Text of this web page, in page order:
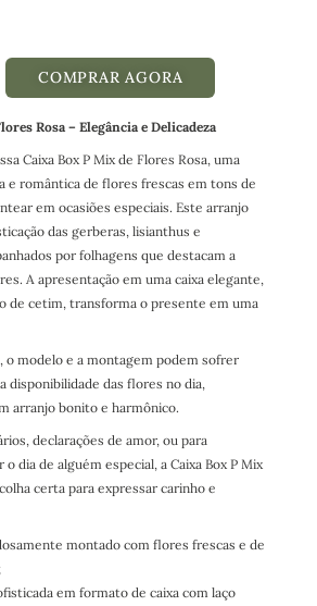
COMPRAR AGORA
Rosa – Elegância e Delicadeza
Caixa Box P Mix de Flores Rosa, uma
e romântica de flores frescas em tons de
em ocasiões especiais. Este arranjo
das gerberas, lisianthus e
por folhagens que destacam a
A apresentação em uma caixa elegante,
de cetim, transforma o presente em uma
o modelo e a montagem podem sofrer
disponibilidade das flores no dia,
arranjo bonito e harmônico.
declarações de amor, ou para
dia de alguém especial, a Caixa Box P Mix
certa para expressar carinho e
montado com flores frescas e de
em formato de caixa com laço